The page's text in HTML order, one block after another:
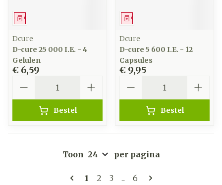
Geneesmiddel
Dcure
D-cure 25 000 I.E. - 4
Gelulen
€ 6,59
Bestel
Geneesmiddel
Dcure
D-cure 5 600 I.E. - 12
Capsules
€ 9,95
Bestel
Pagina's
U lees momenteel pagina
1 Pagina
2 Pagina
3 ... Pagina
6
Toon per pagina